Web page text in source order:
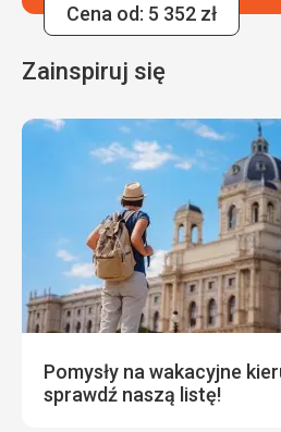
Cena od: 5 352 zł
Zainspiruj się
Pomysły na wakacyjne
sprawdź naszą listę!